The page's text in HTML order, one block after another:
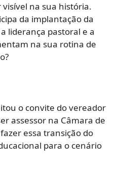
na sua história.
da implantação da
liderança pastoral e a
na sua rotina de
o convite do vereador
assessor na Câmara de
essa transição do
para o cenário